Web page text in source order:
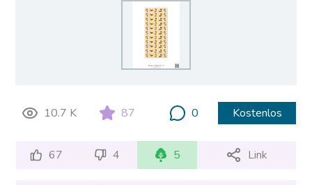
10.7 K 87 0 Kostenlos
67 4 5 Link